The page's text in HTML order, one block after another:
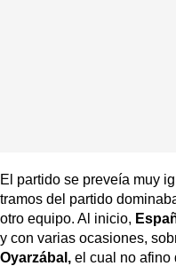
El partido se preveía muy
tramos del partido
otro equipo. Al inicio,
y con varias ocasiones,
Oyarzábal, el cual no afino